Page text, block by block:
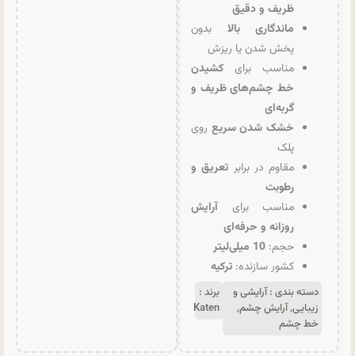
ظریف و دقیق
ماندگاری بالا بدون
پخش شدن یا ریزش
مناسب برای کشیدن
خط چشم‌های ظریف و
گربه‌ای
خشک شدن سریع روی
پلک
مقاوم در برابر تعریق و
رطوبت
مناسب برای آرایش
روزانه و حرفه‌ای
حجم: 10 میلی‌لیتر
کشور سازنده: ترکیه
دسته بندی :آرایشی و
زیبایی,آرایش چشم,
خط چشم
برند :
Katen